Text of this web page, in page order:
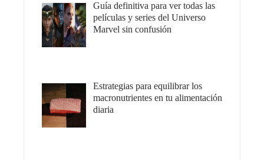
Guía definitiva para ver todas las
películas y series del Universo
Marvel sin confusión
Estrategias para equilibrar los
macronutrientes en tu alimentación
diaria